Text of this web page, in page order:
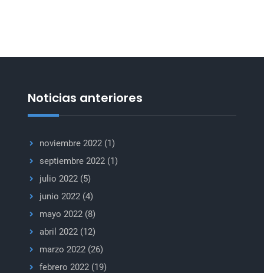
ONU
Noticias anteriores
noviembre 2022(1)
septiembre 2022(1)
julio 2022(5)
junio 2022(4)
mayo 2022(8)
abril 2022(12)
marzo 2022(26)
febrero 2022(19)